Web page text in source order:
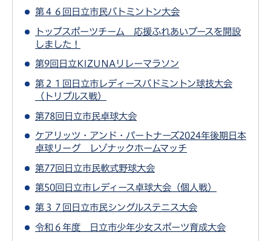
第４６回日立市民バトミントン大会
トップスポーツチーム 応援ふれあいブースを開設
しました！
第9回日立KIZUNAリレーマラソン
第２１回日立市レディースバドミントン球技大会
（トリプルス戦）
第78回日立市民卓球大会
ケアリッツ・アンド・パートナーズ2024年後期日本
卓球リーグ レゾナックホームマッチ
第77回日立市民軟式野球大会
第50回日立市レディース卓球大会（個人戦）
第３７回日立市民シングルステニス大会
令和６年度 日立市少年少女スポーツ育成大会